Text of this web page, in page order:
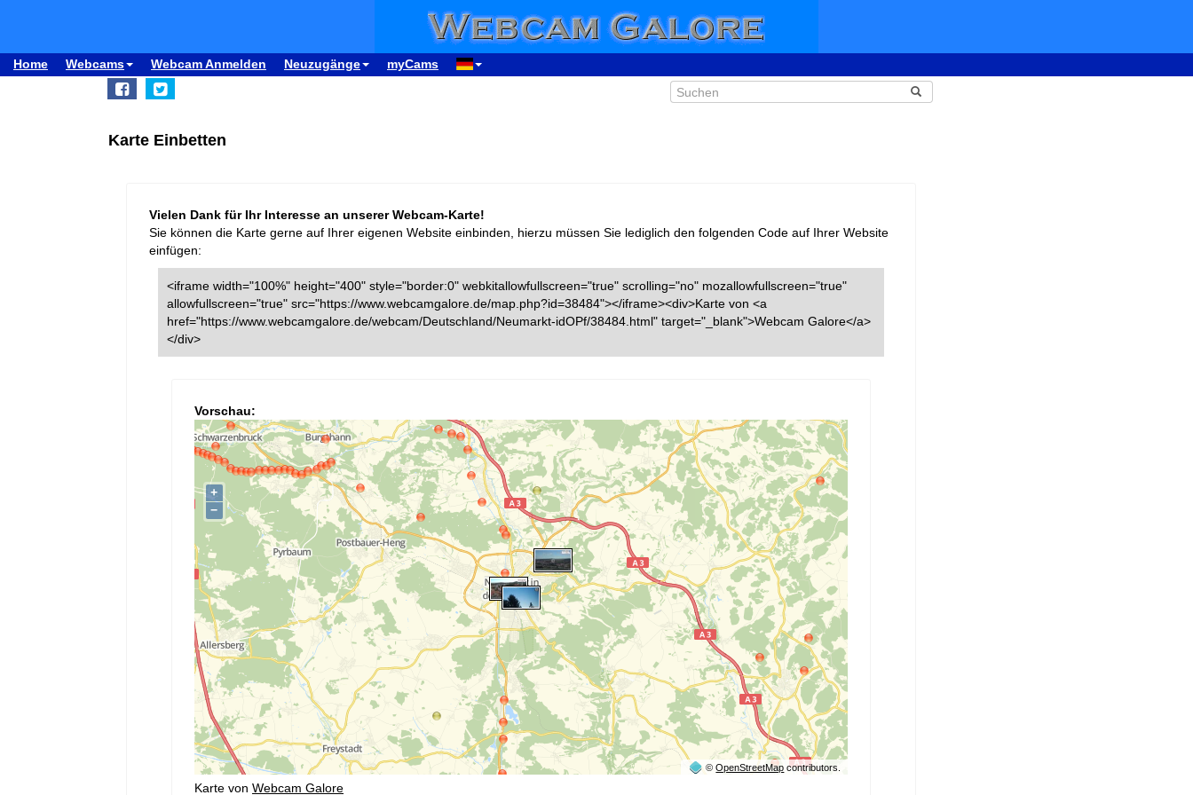
Home Webcams Webcam Anmelden Neuzugänge myCams
Karte Einbetten
Vielen Dank für Ihr Interesse an unserer Webcam-Karte!
Sie können die Karte gerne auf Ihrer eigenen Website einbinden, hierzu müssen Sie lediglich den folgenden Code auf Ihrer Website
einfügen:
<iframe width="100%" height="400" style="border:0" webkitallowfullscreen="true" scrolling="no" mozallowfullscreen="true"
allowfullscreen="true" src="https://www.webcamgalore.de/map.php?id=38484"></iframe><div>Karte von <a
href="https://www.webcamgalore.de/webcam/Deutschland/Neumarkt-idOPf/38484.html" target="_blank">Webcam Galore</a>
</div>
Vorschau:
Karte von Webcam Galore